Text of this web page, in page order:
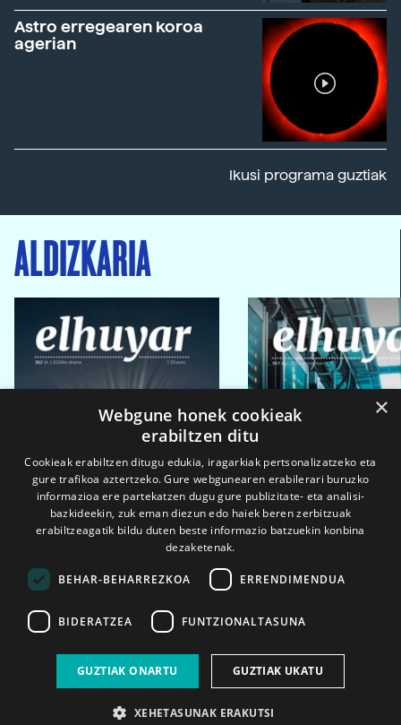
Astro erregearen koroa
agerian
Ikusi programa guztiak
ALDIZKARIA
2026ko eka. 1a 2026ko mar. 1a
×
Webgune honek cookieak
erabiltzen ditu
Cookieak erabiltzen ditugu edukia, iragarkiak pertsonalizatzeko eta
gure trafikoa aztertzeko. Gure webgunearen erabilerari buruzko
informazioa ere partekatzen dugu gure publizitate- eta analisi-
bazkideekin, zuk eman diezun edo haiek beren zerbitzuak
erabiltzeagatik bildu duten beste informazio batzuekin konbina
dezaketenak.
BEHAR-BEHARREZKOA ERRENDIMENDUA
BIDERATZEA FUNTZIONALTASUNA
GUZTIAK ONARTU GUZTIAK UKATU
XEHETASUNAK ERAKUTSI